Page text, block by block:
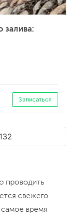
залива:
Записаться
проводить
свежего
самое время